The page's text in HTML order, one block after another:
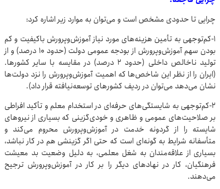
چرایی تا حدودی مشخص است و می‌توان به موارد زیر اشاره کرد:
۱-کم‌توجهی به تأمین هزینه‌های مورد نیاز آموزش‌وپرورش باکیفیت و کم
بودن سهم آموزش‌وپرورش از بودجه عمومی دولت (حدود ۱۰ درصد) و از
تولید ناخالص داخلی (حدود ۲ درصد) در مقایسه با سایر کشورها.
(ایران را از نظر این شاخص‌ها که اهمیت آموزش‌وپرورش را نزد دولت‌ها
نشان می‌دهد می‌توان در ردیف کشورهای توسعه‌نیافته قرار داد).
۲-کم‌توجهی به شایستگی‌های حرفه‌ای در استخدام معلم و تأکید افراطی
بر صلاحیت‌های عمومی و ظاهری و خودی‌گزینی که بسیاری از نیروهای
شایسته را از گردونه خدمت در آموزش‌وپرورش محروم می‌کند و
متأسفانه شرایط به گونه‌ای است که حتی اگر گزینشی هم در کار نباشد،
بسیاری از علاقه‌مندان به شغل معلمی، به دلیل وضعیت بد معیشت
فرهنگیان، کار در نهادهای دیگر را بر کار در آموزش‌وپرورش ترجیح
می‌دهند.